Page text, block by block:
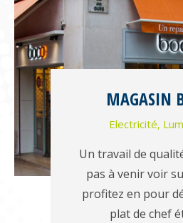
MAGASIN
Electricité,
Un travail de
pas à venir voir
profitez en pour
plat de chef